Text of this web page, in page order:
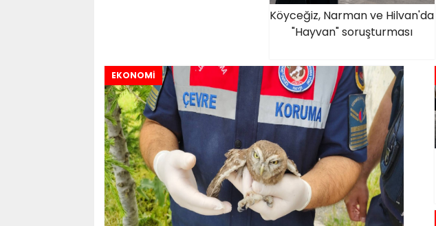
Köyceğiz, Narman ve Hilvan'da
"Hayvan" soruşturması
EKONOMİ